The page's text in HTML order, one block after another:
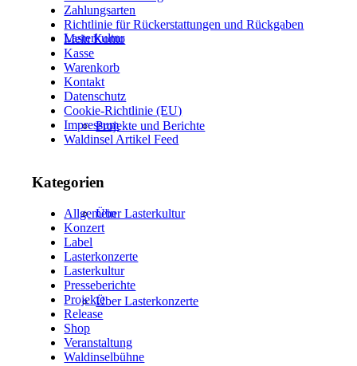
Lasterkultur
Projekte und Berichte
Über Lasterkultur
Über Lasterkonzerte
Zahlungsarten
Richtlinie für Rückerstattungen und Rückgaben
Mein Konto
Kasse
Warenkorb
Kontakt
Datenschutz
Cookie-Richtlinie (EU)
Impressum
Waldinsel Artikel Feed
Kategorien
Allgemein
Konzert
Label
Lasterkonzerte
Lasterkultur
Presseberichte
Projekte
Release
Shop
Veranstaltung
Waldinselbühne